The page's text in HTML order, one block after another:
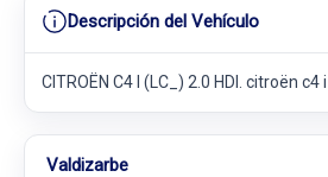
Descripción del Vehículo
CITROËN C4 I (LC_) 2.0 HDI. citroën
Valdizarbe